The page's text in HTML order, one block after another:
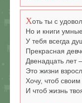
Хоть ты с
Но и книги
У тебя всегда
Прекрасная
Двенадцать лет
Это жизни
Хочу, чтоб
И чтоб жизнь